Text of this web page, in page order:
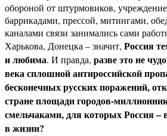
обороной от штурмовиков,
баррикадами, прессой, митингами,
каналами связи занимались сами
Харькова, Донецка – значит, Россия
и любима. И правда, разве это не
века сплошной антироссийской
бесконечных русских поражений,
стране площади городов-
смельчаками, для которых Россия –
в жизни?